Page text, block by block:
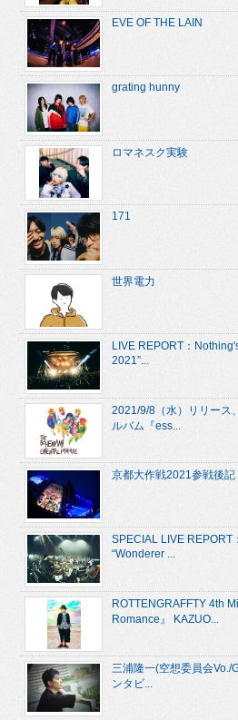
EVE OF THE LAIN
grating hunny
ロマネスク実験
171
世界電力
LIVE REPORT：
2021”...
2021/9/8（水）リリース
ルバム『ess...
京都大作戦2021参戦後記
SPECIAL LIVE
“Wonderer ...
ROTTENGRAFFTY 4th
Romance』 KAZUO...
三浦隆一(空想委員会Vo./
ンタビ...